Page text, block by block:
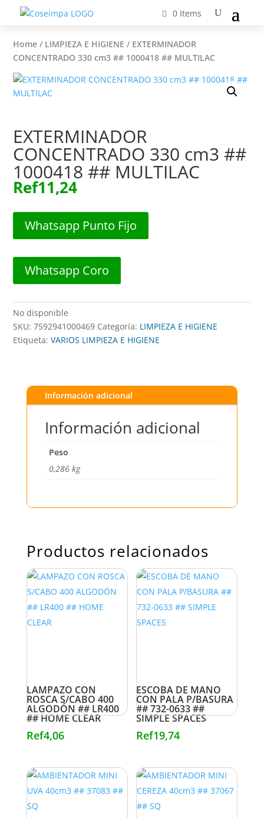
0 Items
Home / LIMPIEZA E HIGIENE / EXTERMINADOR
CONCENTRADO 330 cm3 ## 1000418 ## MULTILAC
EXTERMINADOR
CONCENTRADO 330 cm3 ##
1000418 ## MULTILAC
Ref11,24
Whatsapp Punto Fijo
Whatsapp Coro
No disponible
SKU:7592941000469 Categoría: LIMPIEZA E HIGIENE
Etiqueta:VARIOS LIMPIEZA E HIGIENE
Información adicional
Información adicional
Peso
0,286 kg
Productos relacionados
LAMPAZO CON
ROSCA S/CABO 400
ALGODÓN ## LR400
## HOME CLEAR
Ref4,06
ESCOBA DE MANO
CON PALA P/BASURA
## 732-0633 ##
SIMPLE SPACES
Ref19,74